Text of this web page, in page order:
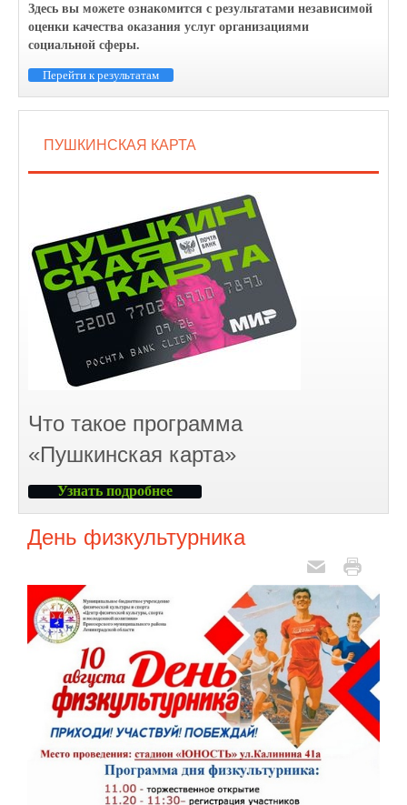
Здесь вы можете ознакомится с результатами независимой
оценки качества оказания услуг организациями
социальной сферы.
Перейти к результатам
ПУШКИНСКАЯ КАРТА
Что такое программа
«Пушкинская карта»
Узнать подробнее
День физкультурника